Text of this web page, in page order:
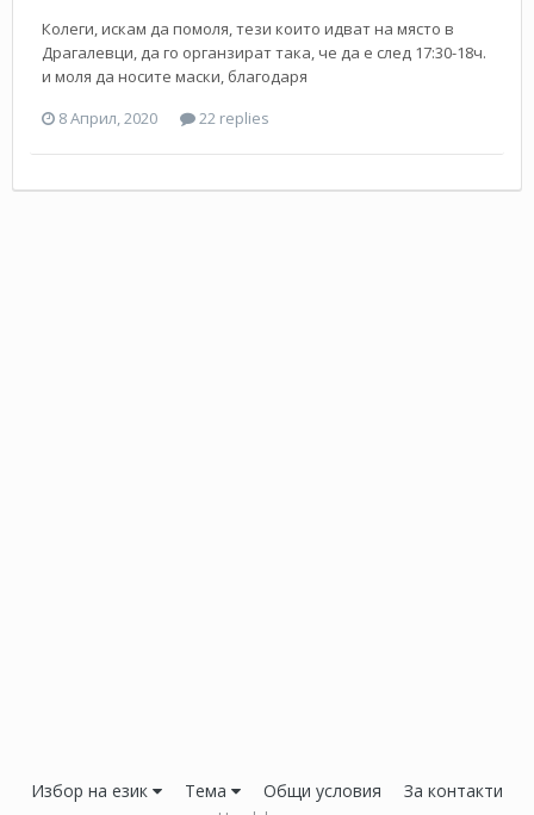
Колеги, искам да помоля, тези които идват на място в
Драгалевци, да го органзират така, че да е след 17:30-18ч.
и моля да носите маски, благодаря
8 Април, 2020
22 replies
Избор на език Тема Общи условия За контакти